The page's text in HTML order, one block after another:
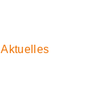
Aktuelles